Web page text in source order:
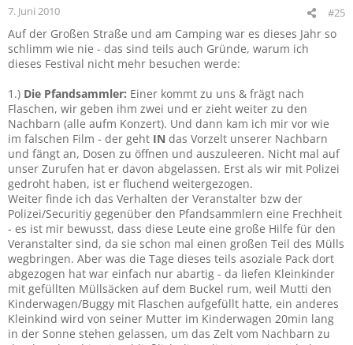
7. Juni 2010 #25
Auf der Großen Straße und am Camping war es dieses Jahr so
schlimm wie nie - das sind teils auch Gründe, warum ich
dieses Festival nicht mehr besuchen werde:
1.) Die Pfandsammler: Einer kommt zu uns & frägt nach
Flaschen, wir geben ihm zwei und er zieht weiter zu den
Nachbarn (alle aufm Konzert). Und dann kam ich mir vor wie
im falschen Film - der geht IN das Vorzelt unserer Nachbarn
und fängt an, Dosen zu öffnen und auszuleeren. Nicht mal auf
unser Zurufen hat er davon abgelassen. Erst als wir mit Polizei
gedroht haben, ist er fluchend weitergezogen.
Weiter finde ich das Verhalten der Veranstalter bzw der
Polizei/Securitiy gegenüber den Pfandsammlern eine Frechheit
- es ist mir bewusst, dass diese Leute eine große Hilfe für den
Veranstalter sind, da sie schon mal einen großen Teil des Mülls
wegbringen. Aber was die Tage dieses teils asoziale Pack dort
abgezogen hat war einfach nur abartig - da liefen Kleinkinder
mit gefüllten Müllsäcken auf dem Buckel rum, weil Mutti den
Kinderwagen/Buggy mit Flaschen aufgefüllt hatte, ein anderes
Kleinkind wird von seiner Mutter im Kinderwagen 20min lang
in der Sonne stehen gelassen, um das Zelt vom Nachbarn zu